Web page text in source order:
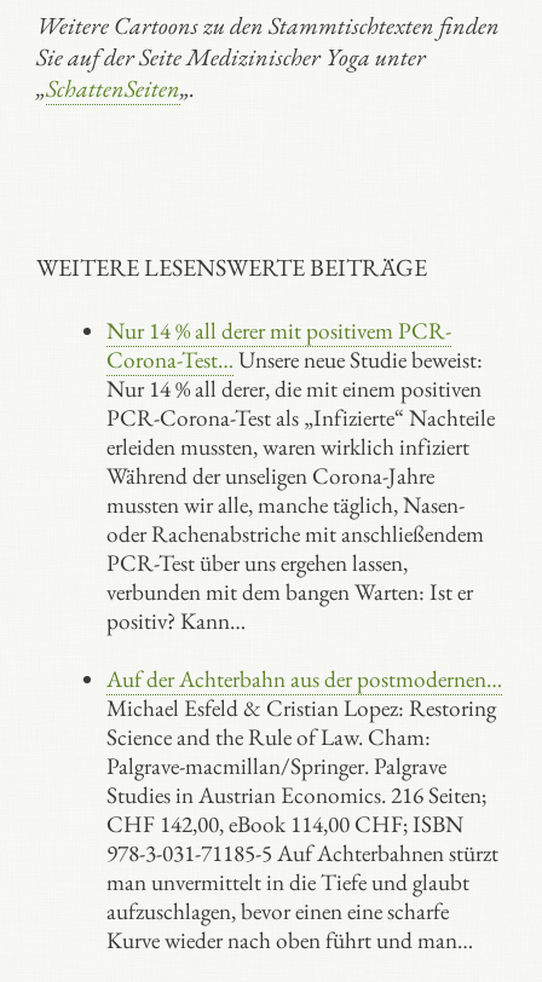
Weitere Cartoons zu den Stammtischtexten finden
Sie auf der Seite Medizinischer Yoga unter
„SchattenSeiten„.
WEITERE LESENSWERTE BEITRÄGE
Nur 14 % all derer mit positivem PCR-
Corona-Test… Unsere neue Studie beweist:
Nur 14 % all derer, die mit einem positiven
PCR-Corona-Test als „Infizierte“ Nachteile
erleiden mussten, waren wirklich infiziert
Während der unseligen Corona-Jahre
mussten wir alle, manche täglich, Nasen-
oder Rachenabstriche mit anschließendem
PCR-Test über uns ergehen lassen,
verbunden mit dem bangen Warten: Ist er
positiv? Kann…
Auf der Achterbahn aus der postmodernen…
Michael Esfeld & Cristian Lopez: Restoring
Science and the Rule of Law. Cham:
Palgrave-macmillan/Springer. Palgrave
Studies in Austrian Economics. 216 Seiten;
CHF 142,00, eBook 114,00 CHF; ISBN
978-3-031-71185-5 Auf Achterbahnen stürzt
man unvermittelt in die Tiefe und glaubt
aufzuschlagen, bevor einen eine scharfe
Kurve wieder nach oben führt und man…